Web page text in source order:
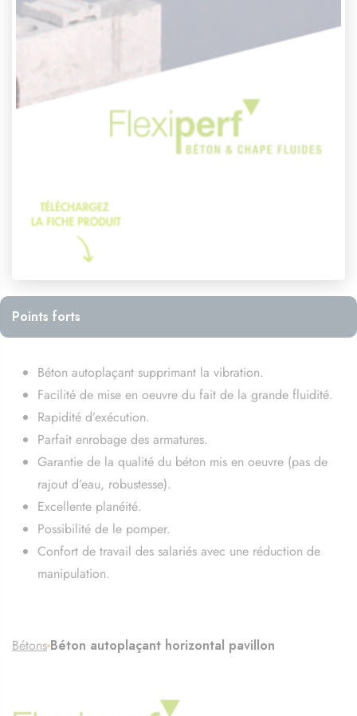
Points forts
Béton autoplaçant supprimant la vibration.
Facilité de mise en oeuvre du fait de la grande fluidité.
Rapidité d’exécution.
Parfait enrobage des armatures.
Garantie de la qualité du béton mis en oeuvre (pas de
rajout d’eau, robustesse).
Excellente planéité.
Possibilité de le pomper.
Confort de travail des salariés avec une réduction de
manipulation.
Bétons Béton autoplaçant horizontal pavillon